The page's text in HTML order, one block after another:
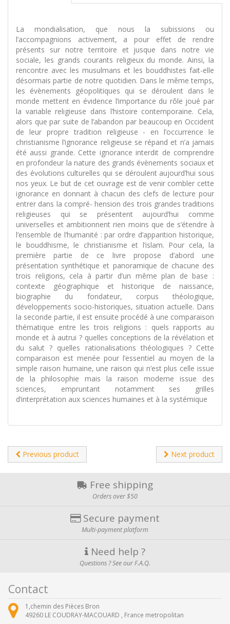
La mondialisation, que nous la subissions ou
l’accompagnions activement, a pour effet de rendre
présents sur notre territoire et jusque dans notre vie
sociale, les grands courants religieux du monde. Ainsi, la
rencontre avec les musulmans et les bouddhistes fait-elle
désormais partie de notre quotidien. Dans le même temps,
les évènements géopolitiques qui se déroulent dans le
monde mettent en évidence l’importance du rôle joué par
la variable religieuse dans l’histoire contemporaine. Cela,
alors que par suite de l’abandon par beaucoup en Occident
de leur propre tradition religieuse - en l’occurrence le
christianisme l’ignorance religieuse se répand et n’a jamais
été aussi grande. Cette ignorance interdit de comprendre
en profondeur la nature des grands évènements sociaux et
des évolutions culturelles qui se déroulent aujourd’hui sous
nos yeux. Le but de cet ouvrage est de venir combler cette
ignorance en donnant à chacun des clefs de lecture pour
entrer dans la compré- hension des trois grandes traditions
religieuses qui se présentent aujourd’hui comme
universelles et ambitionnent rien moins que de s’étendre à
l’ensemble de l’humanité : par ordre d’apparition historique,
le bouddhisme, le christianisme et l’islam. Pour cela, la
première partie de ce livre propose d’abord une
présentation synthétique et panoramique de chacune des
trois religions, cela à partir d’un même plan de base :
contexte géographique et historique de naissance,
biographie du fondateur, corpus théologique,
développements socio-historiques, situation actuelle. Dans
la seconde partie, il est ensuite procédé à une comparaison
thématique entre les trois religions : quels rapports au
monde et à autrui ? quelles conceptions de la révélation et
du salut ? quelles rationalisations théologiques ? Cette
comparaison est menée pour l’essentiel au moyen de la
simple raison humaine, une raison qui n’est plus celle issue
de la philosophie mais la raison moderne issue des
sciences, empruntant notamment ses grilles
d’interprétation aux sciences humaines et à la systémique
Previous product Next product
Free shipping
Orders over $50
Secure payment
Multi-payment platform
Need help ?
Questions ? See our F.A.Q.
Contact
1,chemin des Pièces Bron
49260 LE COUDRAY-MACOUARD , France metropolitan